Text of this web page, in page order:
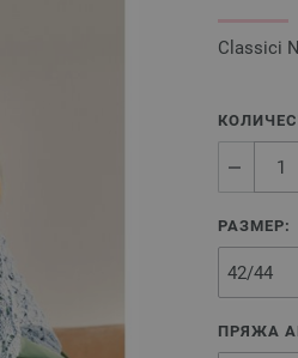
Classici
РАЗМЕР:
ПРЯЖА